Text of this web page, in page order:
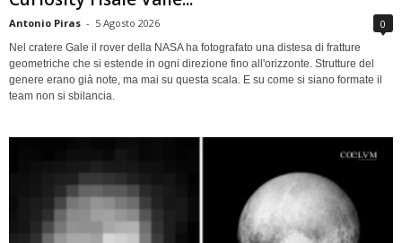
Antonio Piras - 5 Agosto 2026 0
Nel cratere Gale il rover della NASA ha fotografato una distesa di fratture
geometriche che si estende in ogni direzione fino all'orizzonte. Strutture del
genere erano già note, ma mai su questa scala. E su come si siano formate il
team non si sbilancia.